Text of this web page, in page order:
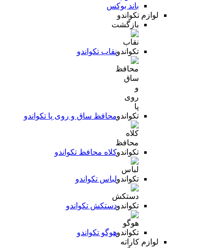
باند بوکس
لوازم تکواندو
بازگشت
نقاب تکواندو
محافظ ساق و روی پا تکواندو
کلاه محافظ تکواندو
لباس تکواندو
دستکش تکواندو
هوگو تکواندو
لوازم کاراته